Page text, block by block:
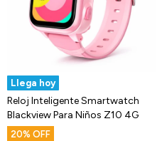
Llega hoy
Reloj Inteligente Smartwatch
Blackview Para Niños Z10 4G
20